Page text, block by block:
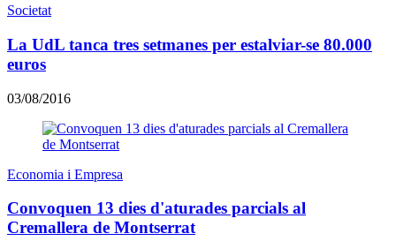
Societat
La UdL tanca tres setmanes per estalviar-se 80.000
euros
03/08/2016
Economia i Empresa
Convoquen 13 dies d'aturades parcials al
Cremallera de Montserrat